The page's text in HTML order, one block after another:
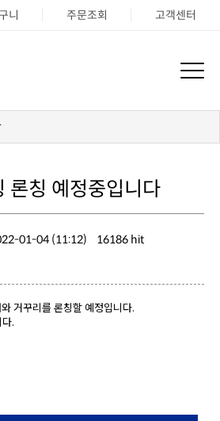
니 주문조회 고객센터
론칭 예정중입니다
01-04 (11:12)
16186 hit
거꾸리를 론칭할 예정입니다.
.